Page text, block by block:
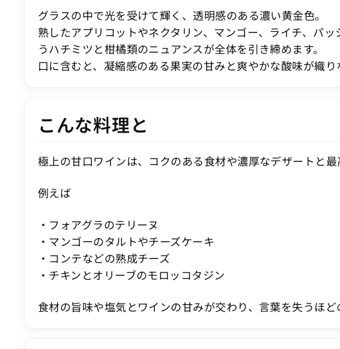
グラスの中で光を受けて輝く、透明感のある濃い黄金色。
熟したアプリコットやネクタリン、マンゴー、ライチ、パ
うハチミツと柑橘類のニュアンスが全体を引き締めます。
口に含むと、凝縮感のある果実の甘みと爽やかな酸味が織
こんな料理と
極上の甘口ワインは、コクのある食材や濃厚なデザートと最
例えば
・フォアグラのテリーヌ
・マンゴーのタルトやチーズケーキ
・コンテなどの熟成チーズ
・チキンとオリーブのモロッコタジン
食材の旨味や塩気とワインの甘みが交わり、言葉を失うほど